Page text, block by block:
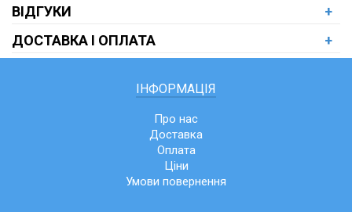
ВІДГУКИ
+
ДОСТАВКА І ОПЛАТА
+
ІНФОРМАЦІЯ
Про нас
Доставка
Оплата
Ціни
Умови повернення